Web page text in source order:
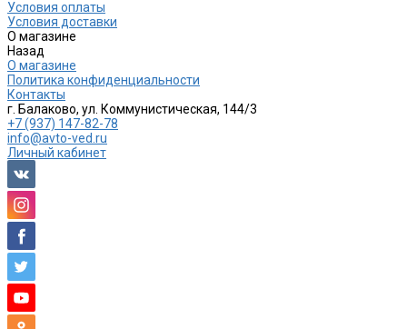
Условия оплаты
Условия доставки
О магазине
Назад
О магазине
Политика конфиденциальности
Контакты
г. Балаково, ул. Коммунистическая, 144/3
+7 (937) 147-82-78
info@avto-ved.ru
Личный кабинет